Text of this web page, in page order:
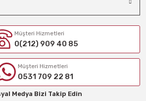
Müşteri Hizmetleri
0(212) 909 40 85
Müşteri Hizmetleri
0531 709 22 81
Medya Bizi Takip Edin